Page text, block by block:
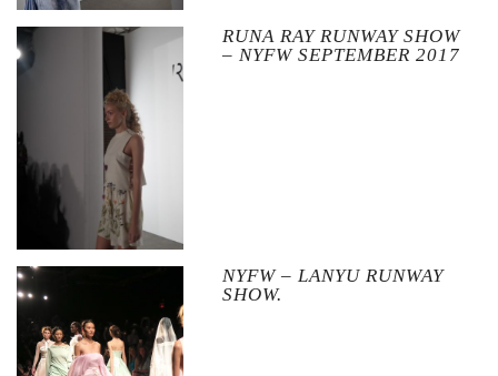
RUNA RAY RUNWAY SHOW
– NYFW SEPTEMBER 2017
NYFW – LANYU RUNWAY
SHOW.